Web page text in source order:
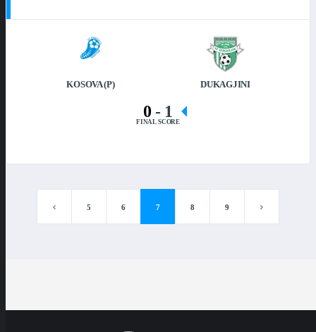
KOSOVA (P) DUKAGJINI
0- 1
FINAL SCORE
5 6 7 8 9